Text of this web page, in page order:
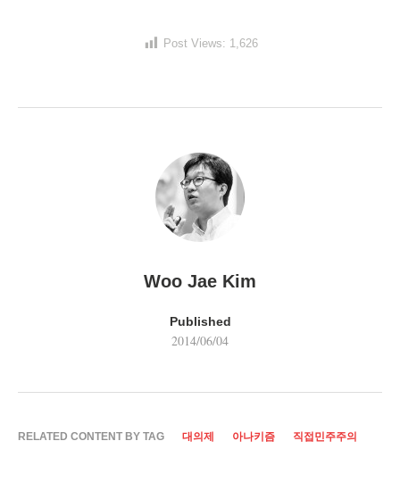
Post Views: 1,626
Woo Jae Kim
Published
2014/06/04
RELATED CONTENT BY TAG 대의제 아나키즘 직접민주주의